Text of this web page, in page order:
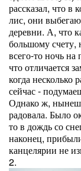
рассказал, что в
лис, они
деревни. А, что
большому счету,
всего-то ночь на
что отличается
когда несколько
сейчас -
Однако ж,
радовала. Было
то в дождь со
наконец,
канцелярии не
2.